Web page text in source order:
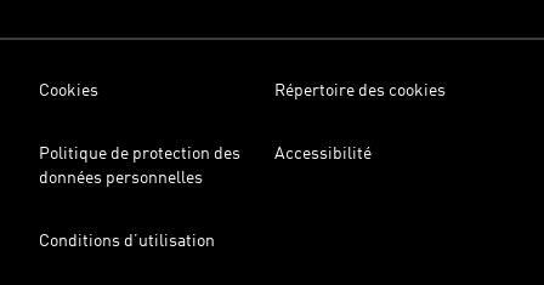
Cookies Répertoire des cookies
Politique de protection des
données personnelles
Accessibilité
Conditions d’utilisation